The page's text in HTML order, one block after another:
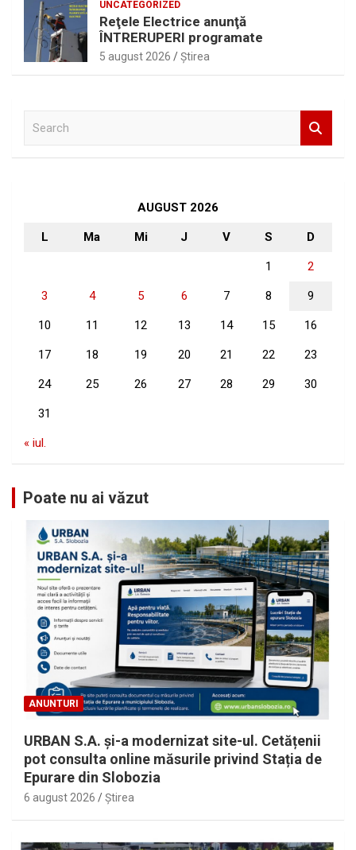
UNCATEGORIZED
Reţele Electrice anunţă
ÎNTRERUPERI programate
5 august 2026 Ştirea
AUGUST 2026
L Ma Mi J V S D
1 2
3 4 5 6 7 8 9
10 11 12 13 14 15 16
17 18 19 20 21 22 23
24 25 26 27 28 29 30
31
« iul.
Poate nu ai văzut
ANUNTURI
URBAN S.A. și-a modernizat site-ul. Cetățenii
pot consulta online măsurile privind Stația de
Epurare din Slobozia
6 august 2026 Ştirea